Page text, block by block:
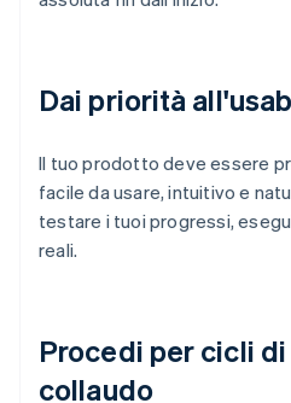
Dai priorità
Il tuo prodotto deve essere
facile da usare, intuitivo e
testare i tuoi progressi,
reali.
Procedi per cicli
collaudo